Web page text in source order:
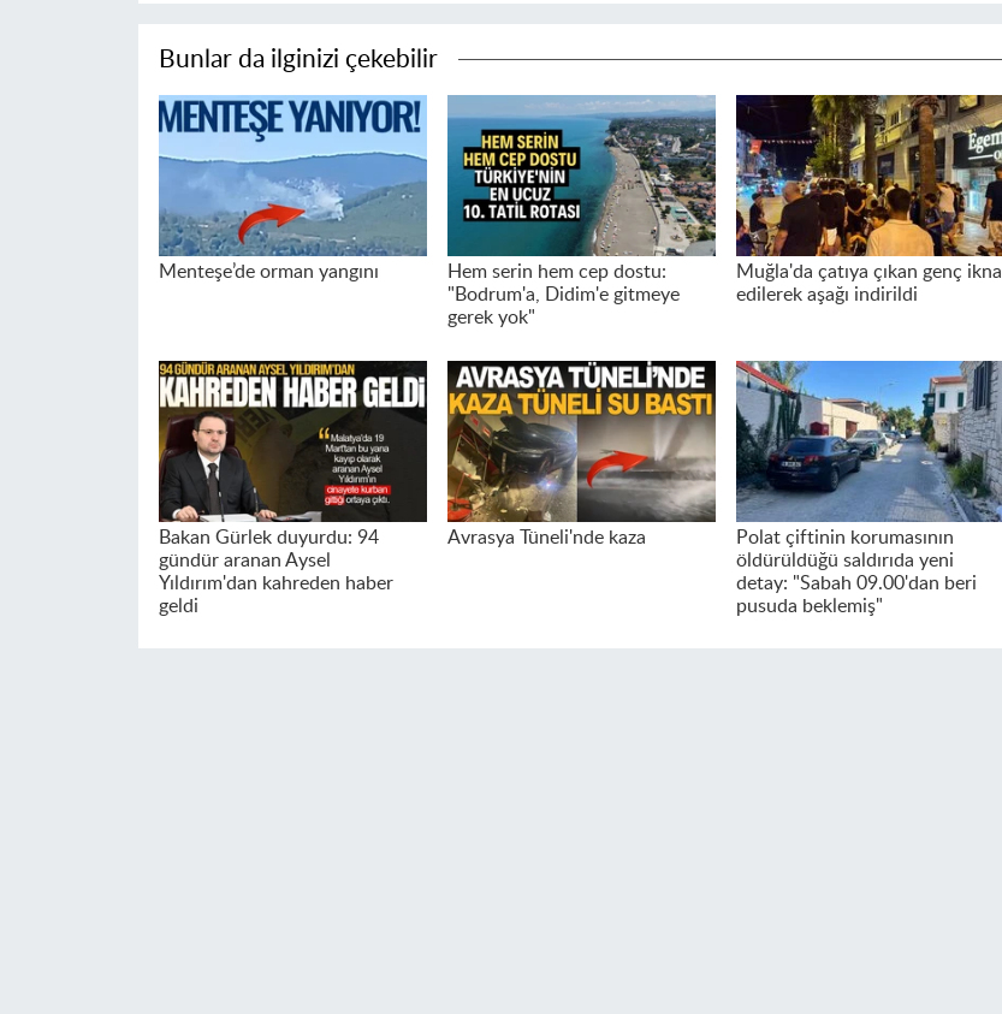
Bunlar da ilginizi çekebilir
Menteşe’de orman yangını
Hem serin hem cep dostu:
"Bodrum'a, Didim'e gitmeye
gerek yok"
Muğla'da çatıya çıkan genç ikna
edilerek aşağı indirildi
Bakan Gürlek duyurdu: 94
gündür aranan Aysel
Yıldırım'dan kahreden haber
geldi
Avrasya Tüneli'nde kaza
Polat çiftinin korumasının
öldürüldüğü saldırıda yeni
detay: "Sabah 09.00'dan beri
pusuda beklemiş"